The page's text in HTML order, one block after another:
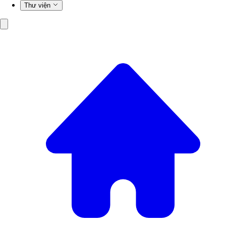
Thư viện